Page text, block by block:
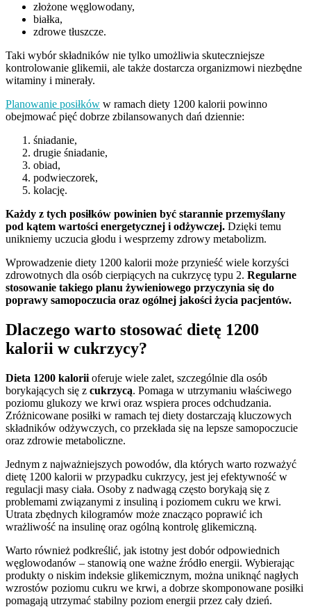
złożone węglowodany,
białka,
zdrowe tłuszcze.
Taki wybór składników nie tylko umożliwia skuteczniejsze
kontrolowanie glikemii, ale także dostarcza organizmowi niezbędne
witaminy i minerały.
Planowanie posiłków w ramach diety 1200 kalorii powinno
obejmować pięć dobrze zbilansowanych dań dziennie:
śniadanie,
drugie śniadanie,
obiad,
podwieczorek,
kolację.
Każdy z tych posiłków powinien być starannie przemyślany
pod kątem wartości energetycznej i odżywczej. Dzięki temu
unikniemy uczucia głodu i wesprzemy zdrowy metabolizm.
Wprowadzenie diety 1200 kalorii może przynieść wiele korzyści
zdrowotnych dla osób cierpiących na cukrzycę typu 2. Regularne
stosowanie takiego planu żywieniowego przyczynia się do
poprawy samopoczucia oraz ogólnej jakości życia pacjentów.
Dlaczego warto stosować dietę 1200
kalorii w cukrzycy?
Dieta 1200 kalorii oferuje wiele zalet, szczególnie dla osób
borykających się z cukrzycą. Pomaga w utrzymaniu właściwego
poziomu glukozy we krwi oraz wspiera proces odchudzania.
Zróżnicowane posiłki w ramach tej diety dostarczają kluczowych
składników odżywczych, co przekłada się na lepsze samopoczucie
oraz zdrowie metaboliczne.
Jednym z najważniejszych powodów, dla których warto rozważyć
dietę 1200 kalorii w przypadku cukrzycy, jest jej efektywność w
regulacji masy ciała. Osoby z nadwagą często borykają się z
problemami związanymi z insuliną i poziomem cukru we krwi.
Utrata zbędnych kilogramów może znacząco poprawić ich
wrażliwość na insulinę oraz ogólną kontrolę glikemiczną.
Warto również podkreślić, jak istotny jest dobór odpowiednich
węglowodanów – stanowią one ważne źródło energii. Wybierając
produkty o niskim indeksie glikemicznym, można uniknąć nagłych
wzrostów poziomu cukru we krwi, a dobrze skomponowane posiłki
pomagają utrzymać stabilny poziom energii przez cały dzień.